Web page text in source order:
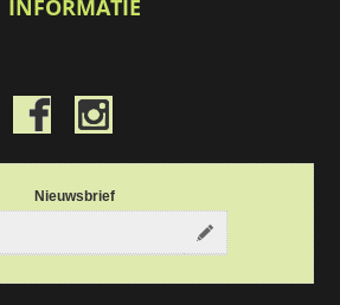
INFORMATIE
Nieuwsbrief